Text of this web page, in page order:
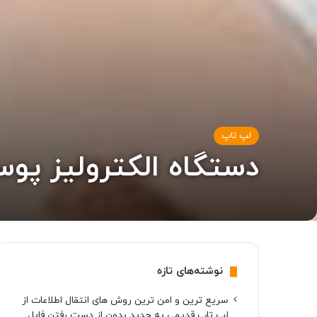
لپ تاپ
دستگاه الکترولیز
نوشته‌های تازه
سریع ترین و امن ترین روش های انتقال اطلاعات از